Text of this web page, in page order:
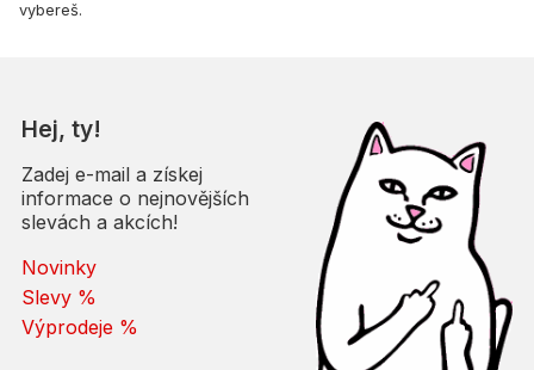
vybereš.
Hej, ty!
Zadej e-mail a získej
informace o nejnovějších
slevách a akcích!
Novinky
Slevy %
Výprodeje %